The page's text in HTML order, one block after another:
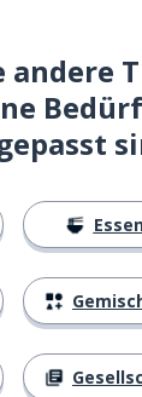
andere
Gesellschaft